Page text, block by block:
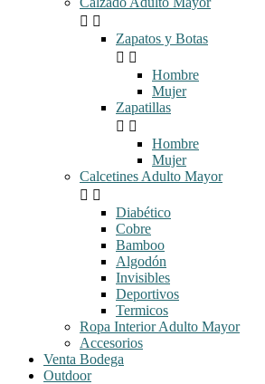
 
Zapatos y Botas
 
Hombre
Mujer
Zapatillas
 
Hombre
Mujer
Calcetines Adulto Mayor
 
Diabético
Cobre
Bamboo
Algodón
Invisibles
Deportivos
Termicos
Ropa Interior Adulto Mayor
Accesorios
Venta Bodega
Outdoor